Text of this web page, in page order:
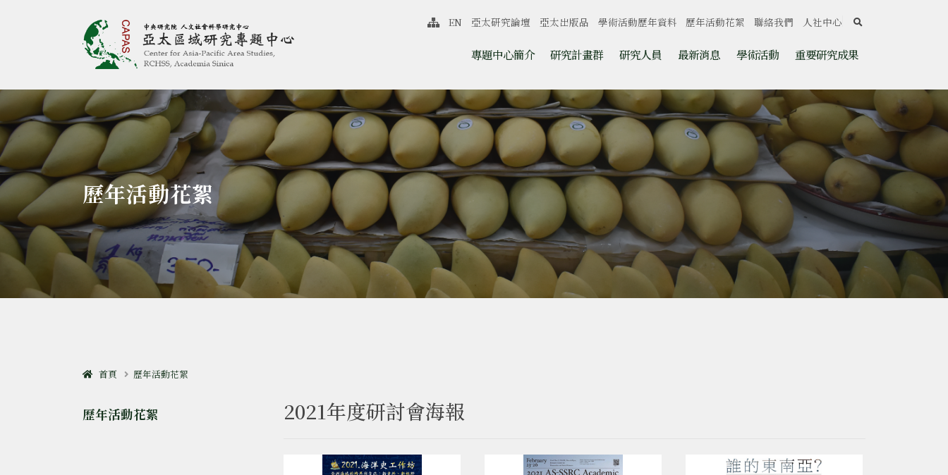
亞太區域研究專題中心 跳至中央區塊/Main Content
:::
專題中心簡介 研究計畫群 研究人員 最新消息 學術活動 重要研究成果
網站導覽
EN 亞太研究論壇 亞太出版品 學術活動歷年資料 歷年活動花絮 聯絡我們 人社中心 search
歷年活動花絮
首頁 歷年活動花絮
2021年度研討會海報
歷年活動花絮